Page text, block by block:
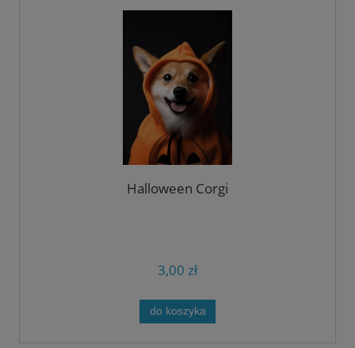
Halloween Corgi
3,00 zł
do koszyka